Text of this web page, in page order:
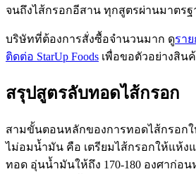
จนถึงไส้กรอกอีสาน ทุกสูตรผ่านมาตรฐ
บริษัทที่ต้องการสั่งซื้อจำนวนมาก ดูรา
ติดต่อ StarUp Foods เพื่อขอตัวอย่างสิน
สรุปสูตรลับทอดไส้กรอก
สามขั้นตอนหลักของการทอดไส้กรอก
ไม่อมน้ำมัน คือ เตรียมไส้กรอกให้แห้
ทอด อุ่นน้ำมันให้ถึง 170-180 องศาก่อ